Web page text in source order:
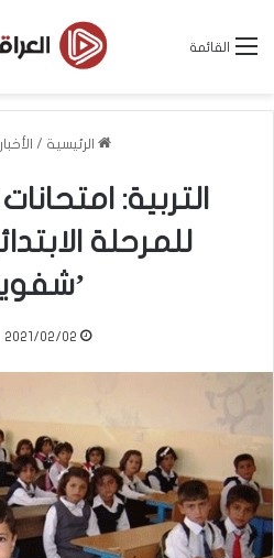
القائمة
الرئيسية /
التربية:
للمرحلة
2021/02/02